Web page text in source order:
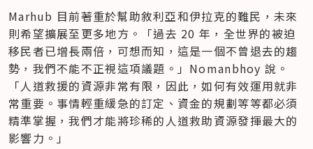
Marhub 目前著重於幫助敘利亞和伊拉克的難民，未來
則希望擴展至更多地方。「過去 20 年，全世界的被迫
移民者已增長兩倍，可想而知，這是一個不曾退去的趨
勢，我們不能不正視這項議題。」Nomanbhoy 說。
「人道救援的資源非常有限，因此，如何有效運用就非
常重要。事情輕重緩急的訂定、資金的規劃等等都必須
精準掌握，我們才能將珍稀的人道救助資源發揮最大的
影響力。」